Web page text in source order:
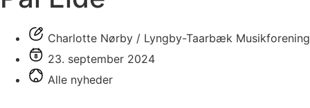
Charlotte Nørby / Lyngby-Taarbæk Musikforening
23. september 2024
Alle nyheder